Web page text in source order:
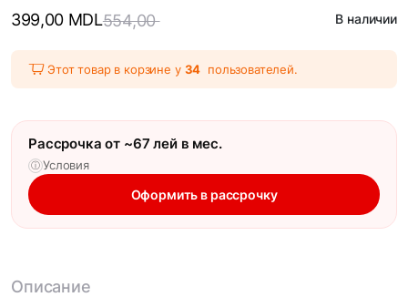
554,00
399,00 MDL В наличии
Этот товар в корзине у 34 пользователей.
Рассрочка от ~67 лей в мес.
ⓘ Условия
Оформить в рассрочку
Описание